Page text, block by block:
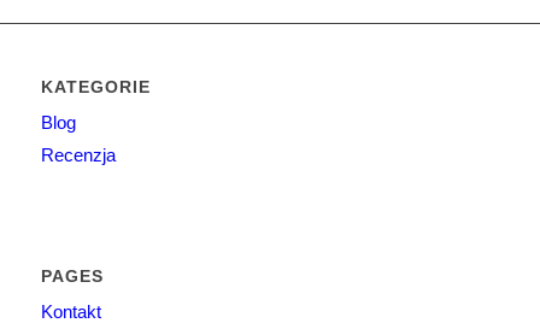
KATEGORIE
Blog
Recenzja
PAGES
Kontakt